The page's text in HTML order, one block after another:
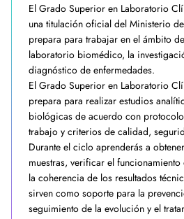
El Grado Superior en Laboratorio
una titulación oficial del Ministerio
prepara para trabajar en el ámbito
laboratorio biomédico, la
diagnóstico de enfermedades.
El Grado Superior en Laboratorio
prepara para realizar estudios
biológicas de acuerdo con
trabajo y criterios de calidad,
Durante el ciclo aprenderás a
muestras, verificar el
la coherencia de los resultados
sirven como soporte para la
seguimiento de la evolución y el